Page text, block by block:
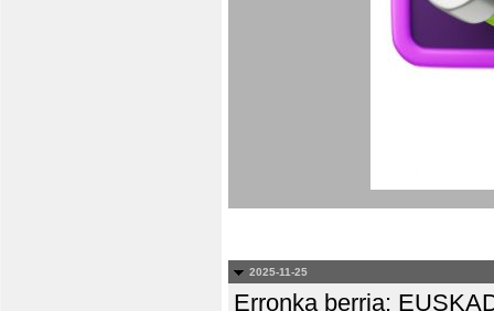
2025-11-25
Erronka berria: